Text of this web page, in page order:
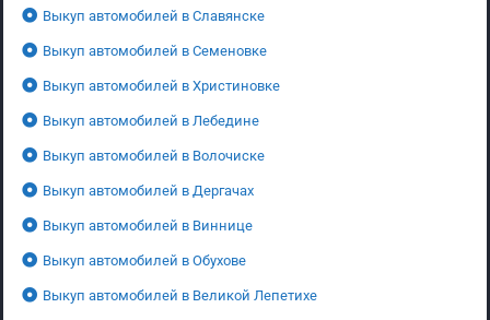
Выкуп автомобилей в Славянске
Выкуп автомобилей в Семеновке
Выкуп автомобилей в Христиновке
Выкуп автомобилей в Лебедине
Выкуп автомобилей в Волочиске
Выкуп автомобилей в Дергачах
Выкуп автомобилей в Виннице
Выкуп автомобилей в Обухове
Выкуп автомобилей в Великой Лепетихе